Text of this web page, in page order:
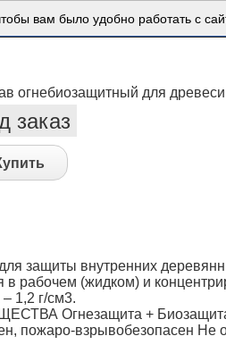
огнебиозащитный для
заказ
защиты внутренних
в рабочем (жидком) и
1,2 г/см3.
Огнезащита + Биозащита
пожаро-взрывобезопасен
вам было удобно работать с